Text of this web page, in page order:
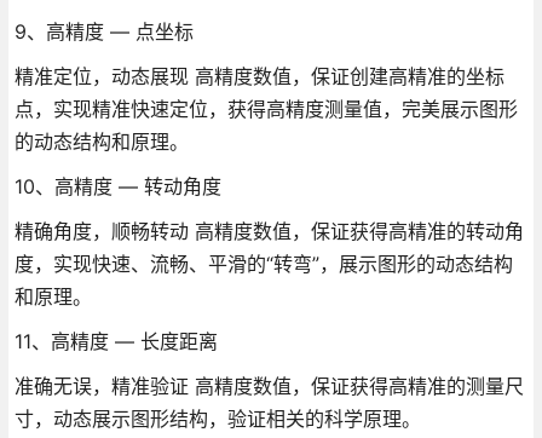
9、高精度 — 点坐标
精准定位，动态展现 高精度数值，保证创建高精准的坐标
点，实现精准快速定位，获得高精度测量值，完美展示图形
的动态结构和原理。
10、高精度 — 转动角度
精确角度，顺畅转动 高精度数值，保证获得高精准的转动角
度，实现快速、流畅、平滑的“转弯”，展示图形的动态结构
和原理。
11、高精度 — 长度距离
准确无误，精准验证 高精度数值，保证获得高精准的测量尺
寸，动态展示图形结构，验证相关的科学原理。